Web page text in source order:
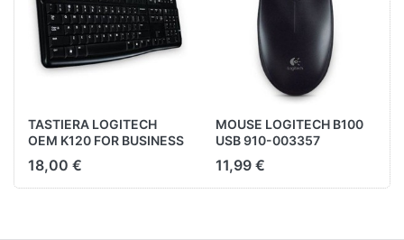
TASTIERA LOGITECH
OEM K120 FOR BUSINESS
USB NERA 002517
18,00 €
MOUSE LOGITECH B100
USB 910-003357
11,99 €